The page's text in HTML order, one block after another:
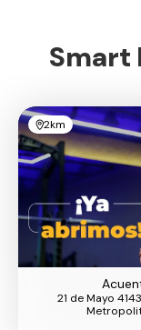
Smart
2km
21 de Mayo